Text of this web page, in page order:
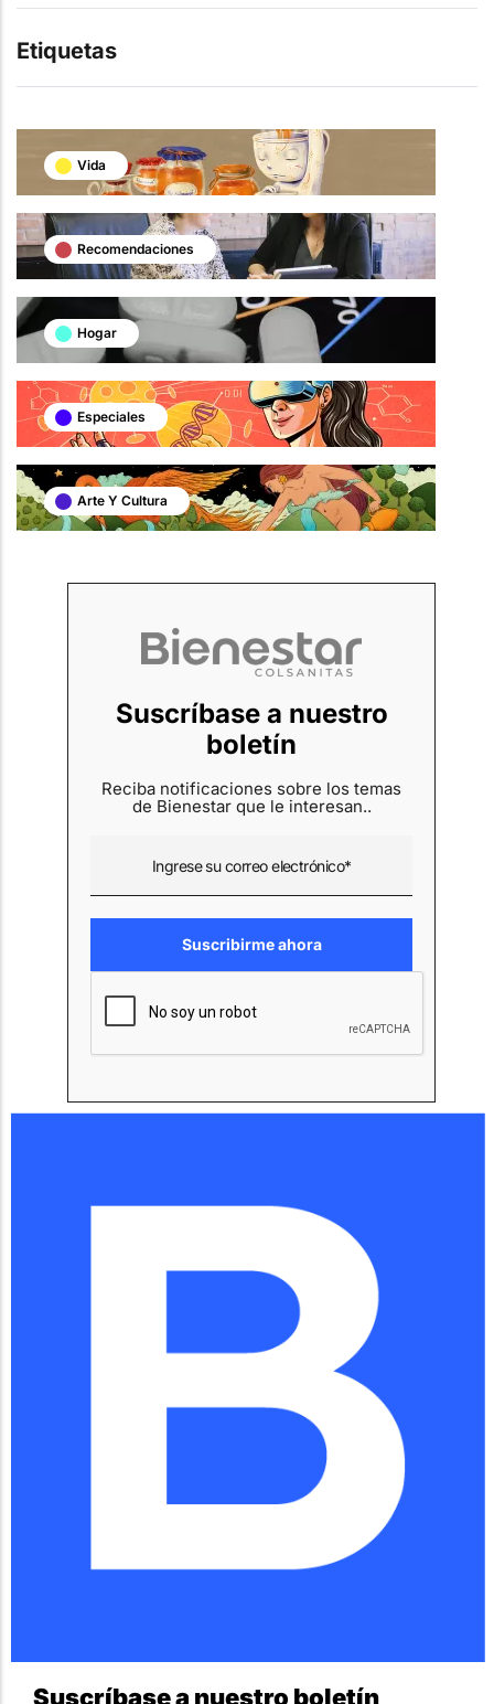
Etiquetas
Vida
Recomendaciones
Hogar
Especiales
Arte Y Cultura
Suscríbase a nuestro
boletín
Reciba notificaciones sobre los temas
de Bienestar que le interesan..
Suscríbase a nuestro boletín